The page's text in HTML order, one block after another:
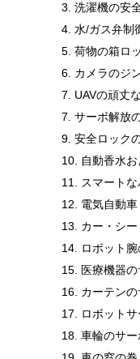
3. 洗濯機の安
4. 水/ガス弁制
5. 荷物の箱ロ
6. カメラのジ
7. UAVの頑丈
7. サーボ解放
9. 安全ロック
10. 自動香水
11. スマート
12. 電気自動
13. カー・シ
14. ロボット
15. 医療機器の
16. カーテンの
17. ロボットサ
18. 車輪のサー